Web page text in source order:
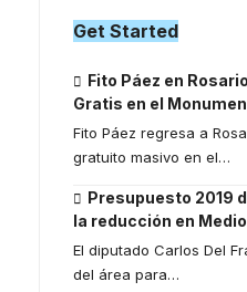
Get Started
Fito Páez en
Gratis en el
Fito Páez regresa a
gratuito masivo en el…
Presupuesto 2019
la reducción en
El diputado Carlos Del
del área para…